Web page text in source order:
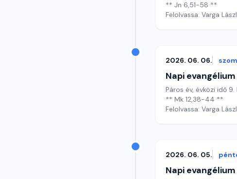
** Jn 6,51-58 **
Felolvassa: Varga
2026. 06. 06.
Napi evangélium
Páros év, évközi idő
** Mk 12,38-44 **
Felolvassa: Varga
2026. 06. 05.
Napi evangélium